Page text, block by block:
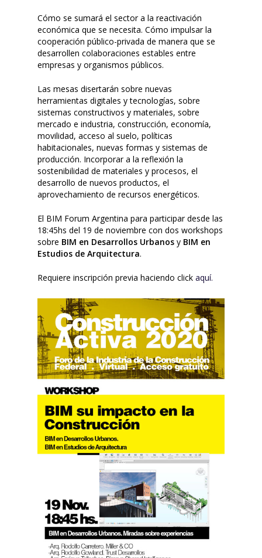
Cómo se sumará el sector a la reactivación
económica que se necesita. Cómo impulsar la
cooperación público-privada de manera que se
desarrollen colaboraciones estables entre
empresas y organismos públicos.
Las mesas disertarán sobre nuevas
herramientas digitales y tecnologías, sobre
sistemas constructivos y materiales, sobre
mercado e industria, construcción, economía,
movilidad, acceso al suelo, políticas
habitacionales, nuevas formas y sistemas de
producción. Incorporar a la reflexión la
sostenibilidad de materiales y procesos, el
desarrollo de nuevos productos, el
aprovechamiento de recursos energéticos.
El BIM Forum Argentina para participar desde las
18:45hs del 19 de noviembre con dos workshops
sobre BIM en Desarrollos Urbanos y BIM en
Estudios de Arquitectura.
Requiere inscripción previa haciendo clickaquí.